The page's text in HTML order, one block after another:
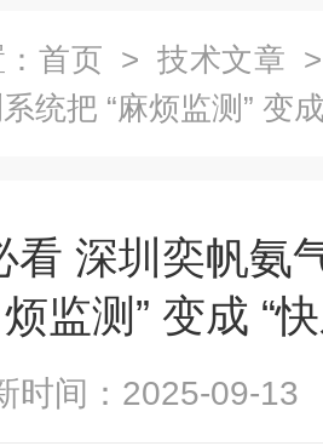
首页 > 技术文章
统把 “麻烦监测” 变
看 深圳奕帆氨
烦监测” 变成 “
时间：2025-09-